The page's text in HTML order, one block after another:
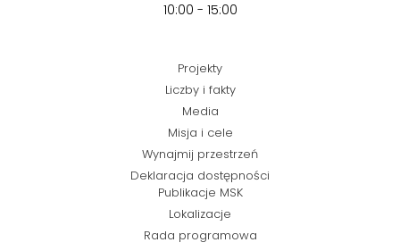
10:00 - 15:00
Projekty
Liczby i fakty
Media
Misja i cele
Wynajmij przestrzeń
Deklaracja dostępności
Publikacje MSK
Lokalizacje
Rada programowa